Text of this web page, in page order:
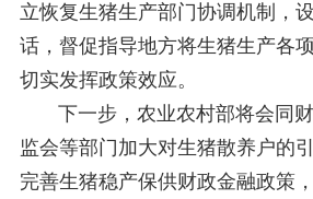
立恢复生猪生产部门协调机制，
话，督促指导地方将生猪生产各
切实发挥政策效应。
下一步，农业农村部将会同
监会等部门加大对生猪散养户的
完善生猪稳产保供财政金融政策